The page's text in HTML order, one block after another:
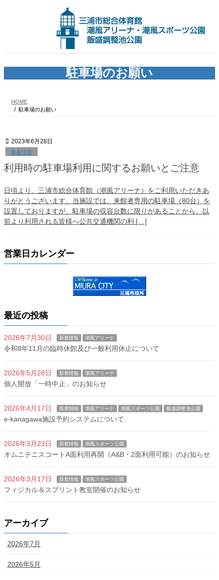
キ
ッ
に
移
駐車場のお願い
HOME
駐車場のお願い
2023年6月28日
新着情報
利用時の駐車場利用に関するお願いとご注意
日頃より、三浦市総合体育館（潮風アリーナ）をご利用いただきあ
りがとうございます。当施設では、来館者専用の駐車場（80台）を
設置しておりますが、駐車場の収容台数に限りがあることから、以
前より利用される皆様へ公共交通機関の利 […]
営業日カレンダー
最近の投稿
2026年7月30日 新着情報 潮風アリーナ
令和8年11月の臨時休館及び一般利用休止について
2026年5月28日 新着情報 潮風アリーナ
個人開放「一時中止」のお知らせ
2026年4月17日 新着情報 潮風アリーナ 潮風スポーツ公園 飯盛調整池公園
e-kanagawa施設予約システムについて
2026年3月23日 新着情報 潮風スポーツ公園
オムニテニスコートA面利用再開（A&B・2面利用可能）のお知らせ
2026年3月17日 新着情報 潮風スポーツ公園
フィジカル＆スプリント教室開催のお知らせ
アーカイブ
2026年7月
2026年5月